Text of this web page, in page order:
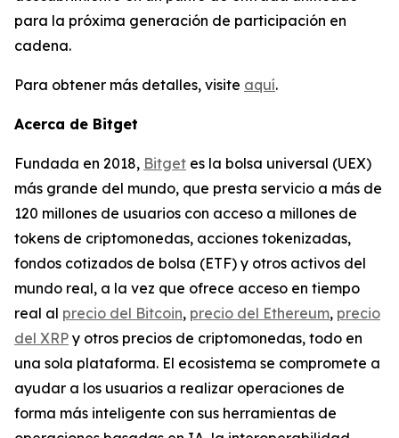
para la próxima generación de participación en
cadena.
Para obtener más detalles, visite aquí.
Acerca de Bitget
Fundada en 2018, Bitget es la bolsa universal (UEX)
más grande del mundo, que presta servicio a más de
120 millones de usuarios con acceso a millones de
tokens de criptomonedas, acciones tokenizadas,
fondos cotizados de bolsa (ETF) y otros activos del
mundo real, a la vez que ofrece acceso en tiempo
real al precio del Bitcoin, precio del Ethereum, precio
del XRP y otros precios de criptomonedas, todo en
una sola plataforma. El ecosistema se compromete a
ayudar a los usuarios a realizar operaciones de
forma más inteligente con sus herramientas de